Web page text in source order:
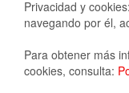
Privacidad y
navegando por él,
Para obtener más
cookies, consulta: